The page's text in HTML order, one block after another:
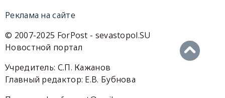
Реклама на сайте
© 2007-2025 ForPost - sevastopol.SU
Новостной портал
Учредитель: С.П. Кажанов
Главный редактор: Е.В. Бубнова